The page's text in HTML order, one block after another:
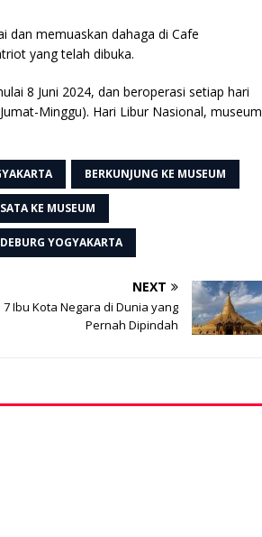
dan memuaskan dahaga di Cafe
yang telah dibuka.
8 Juni 2024, dan beroperasi setiap hari
Minggu). Hari Libur Nasional, museum
BERKUNJUNG KE MUSEUM
KE MUSEUM
YOGYAKARTA
NEXT
7 Ibu Kota Negara di Dunia yang
Pernah Dipindah